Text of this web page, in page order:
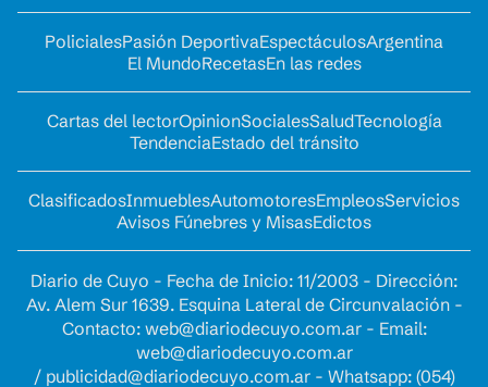
PolicialesPasión DeportivaEspectáculosArgentina
El MundoRecetasEn las redes
Cartas del lectorOpinionSocialesSaludTecnología
TendenciaEstado del tránsito
ClasificadosInmueblesAutomotoresEmpleosServicios
Avisos Fúnebres y MisasEdictos
Diario de Cuyo - Fecha de Inicio: 11/2003 - Dirección:
Av. Alem Sur 1639. Esquina Lateral de Circunvalación -
Contacto: web@diariodecuyo.com.ar- Email:
web@diariodecuyo.com.ar
/ publicidad@diariodecuyo.com.ar- Whatsapp: (054)